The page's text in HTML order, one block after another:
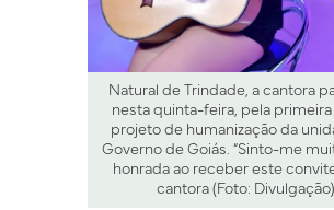
Natural de Trindade, a cantora
nesta quinta-feira, pela primeira
projeto de humanização da
Governo de Goiás. “Sinto-me
honrada ao receber este
cantora (Foto: Divulgação)